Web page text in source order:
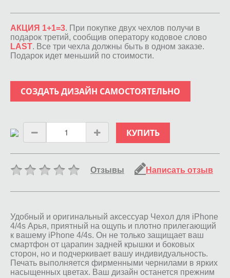
АКЦИЯ 1+1=3. При покупке двух чехлов получи в
подарок третий, сообщив оператору кодовое слово
LAST. Все три чехла должны быть в одном заказе.
Подарок идет меньший по стоимости.
СОЗДАТЬ ДИЗАЙН САМОСТОЯТЕЛЬНО
КУПИТЬ
Отзывы Написать отзыв
Удобный и оригинальный аксессуар Чехол для iPhone
4/4s Арья, приятный на ощупь и плотно прилегающий
к вашему iPhone 4/4s. Он не только защищает ваш
смартфон от царапин задней крышки и боковых
сторон, но и подчеркивает вашу индивидуальность.
Печать выполняется фирменными чернилами в ярких
насыщенных цветах. Ваш дизайн останется прежним